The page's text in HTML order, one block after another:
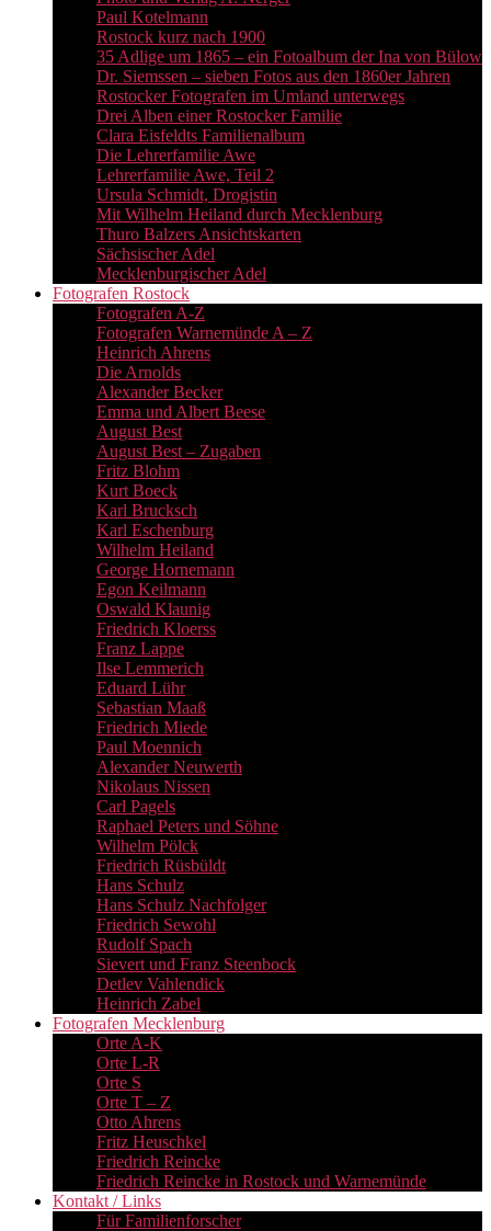
Paul Kotelmann
Rostock kurz nach 1900
35 Adlige um 1865 – ein Fotoalbum der Ina von Bülow
Dr. Siemssen – sieben Fotos aus den 1860er Jahren
Rostocker Fotografen im Umland unterwegs
Drei Alben einer Rostocker Familie
Clara Eisfeldts Familienalbum
Die Lehrerfamilie Awe
Lehrerfamilie Awe, Teil 2
Ursula Schmidt, Drogistin
Mit Wilhelm Heiland durch Mecklenburg
Thuro Balzers Ansichtskarten
Sächsischer Adel
Mecklenburgischer Adel
Fotografen Rostock
Fotografen A-Z
Fotografen Warnemünde A – Z
Heinrich Ahrens
Die Arnolds
Alexander Becker
Emma und Albert Beese
August Best
August Best – Zugaben
Fritz Blohm
Kurt Boeck
Karl Brucksch
Karl Eschenburg
Wilhelm Heiland
George Hornemann
Egon Keilmann
Oswald Klaunig
Friedrich Kloerss
Franz Lappe
Ilse Lemmerich
Eduard Lühr
Sebastian Maaß
Friedrich Miede
Paul Moennich
Alexander Neuwerth
Nikolaus Nissen
Carl Pagels
Raphael Peters und Söhne
Wilhelm Pölck
Friedrich Rüsbüldt
Hans Schulz
Hans Schulz Nachfolger
Friedrich Sewohl
Rudolf Spach
Sievert und Franz Steenbock
Detlev Vahlendick
Heinrich Zabel
Fotografen Mecklenburg
Orte A-K
Orte L-R
Orte S
Orte T – Z
Otto Ahrens
Fritz Heuschkel
Friedrich Reincke
Friedrich Reincke in Rostock und Warnemünde
Kontakt / Links
Für Familienforscher